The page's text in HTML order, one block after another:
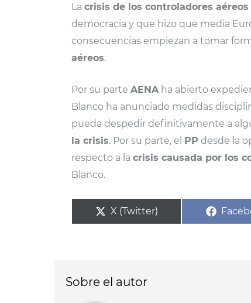
La crisis de los controladores aéreos
democracia y que hizo que media
consecuencias empiezan a tomar
aéreos.
Por su parte AENAha abierto
Blanco ha anunciado medidas
pueda despedir definitivamente a
la crisis. Por su parte, el PP desde la
respecto a la crisis causada por los
Blanco.
Compartir
en
X (Twitter)
Sobre el autor